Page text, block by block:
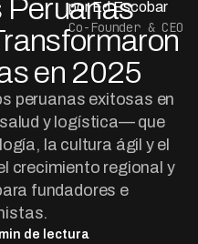
Peruanas
en 2025
peruanas exitosas en
y logística— que
la cultura ágil y el
crecimiento regional y
fundadores e
de lectura
por Ed Escobar
Co-Founder & CEO